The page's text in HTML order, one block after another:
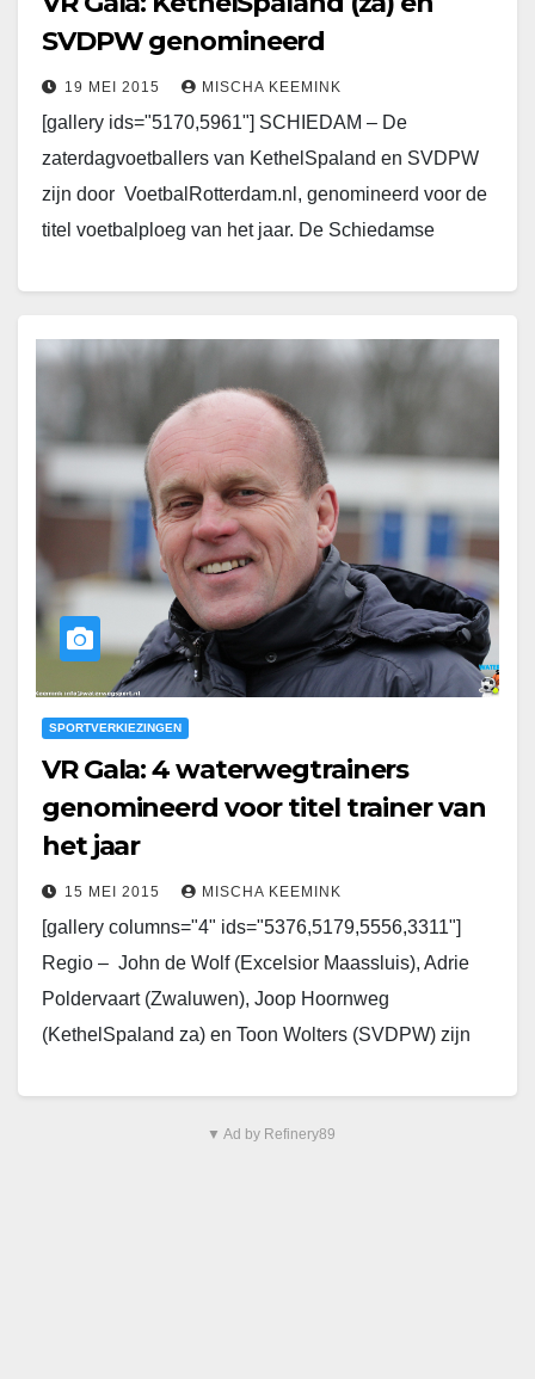
SVDPW genomineerd
19 MEI 2015 MISCHA KEEMINK
[gallery ids="5170,5961"] SCHIEDAM – De
zaterdagvoetballers van KethelSpaland en SVDPW
zijn door VoetbalRotterdam.nl, genomineerd voor de
titel voetbalploeg van het jaar. De Schiedamse
SPORTVERKIEZINGEN
VR Gala: 4 waterwegtrainers
genomineerd voor titel trainer van
het jaar
15 MEI 2015 MISCHA KEEMINK
[gallery columns="4" ids="5376,5179,5556,3311"]
Regio – John de Wolf (Excelsior Maassluis), Adrie
Poldervaart (Zwaluwen), Joop Hoornweg
(KethelSpaland za) en Toon Wolters (SVDPW) zijn
▼ Ad by Refinery89